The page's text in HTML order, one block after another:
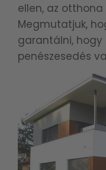
ellen, az
Megmutatjuk,
garantálni,
penészesedés